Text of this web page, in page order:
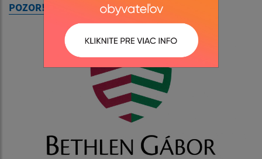
POZOR! Zmena termínu vývozu odpadu